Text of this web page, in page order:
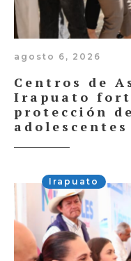
agosto 6, 2026
Centros de
Irapuato
protección
adolescentes
Irapuato